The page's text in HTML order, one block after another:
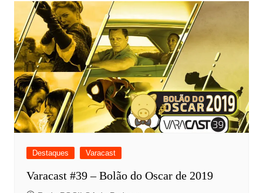
Destaques Varacast
Varacast #39 – Bolão do Oscar de 2019